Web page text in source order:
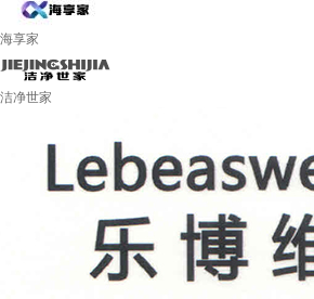
海享家
洁净世家